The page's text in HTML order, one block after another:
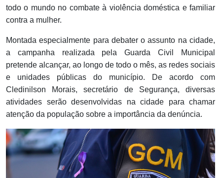
todo o mundo no combate à violência doméstica e familiar
contra a mulher.
Montada especialmente para debater o assunto na cidade,
a campanha realizada pela Guarda Civil Municipal
pretende alcançar, ao longo de todo o mês, as redes sociais
e unidades públicas do município. De acordo com
Cledinilson Morais, secretário de Segurança, diversas
atividades serão desenvolvidas na cidade para chamar
atenção da população sobre a importância da denúncia.